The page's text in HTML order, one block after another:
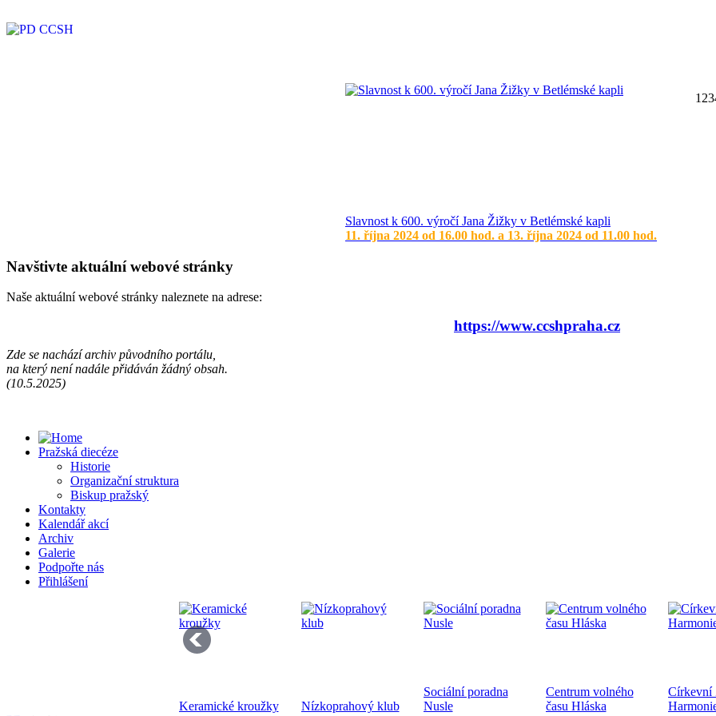
Slavnost k 600. výročí Jana Žižky v Betlémské kapli
11. října 2024 od 16.00 hod. a 13. října 2024 od 11.00 hod.
Bohoslužba ke dni válečných veteránů 10.11.2024
1 23
Navštivte aktuální webové stránky
Naše aktuální webové stránky naleznete na adrese:
https://www.ccshpraha.cz
Zde se nachází archiv původního portálu,
na který není nadále přidáván žádný obsah.
(10.5.2025)
Pražská diecéze
Historie
Organizační struktura
Biskup pražský
Kontakty
Kalendář akcí
Archiv
Galerie
Podpořte nás
Přihlášení
Keramické kroužky Nízkoprahový klub
Sociální poradna
Nusle
Centrum volného
času Hláska
Církevní